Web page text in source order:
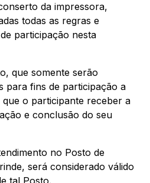
da impressora,
todas as regras e
participação nesta
que somente serão
para fins de participação a
o participante receber a
e conclusão do seu
no Posto de
será considerado válido